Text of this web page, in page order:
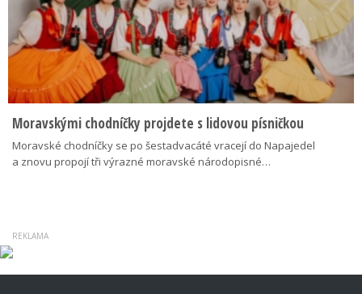
Moravskými chodníčky projdete s lidovou písničkou
Moravské chodníčky se po šestadvacáté vracejí do Napajedel
a znovu propojí tři výrazné moravské národopisné…